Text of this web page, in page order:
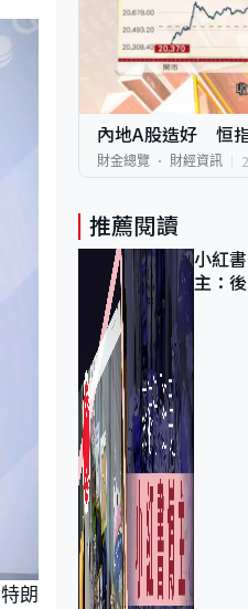
朗
內地A股造好 恒
財金總覽 財經資訊
推薦閱讀
小紅
主：